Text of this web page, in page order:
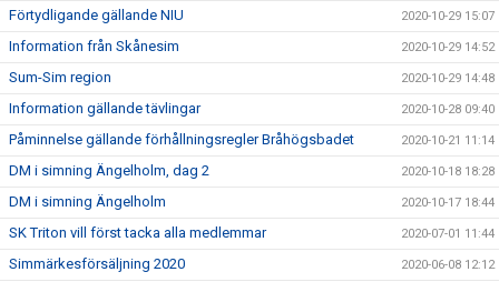
Förtydligande gällande NIU 2020-10-29 15:07
Information från Skånesim 2020-10-29 14:52
Sum-Sim region 2020-10-29 14:48
Information gällande tävlingar 2020-10-28 09:40
Påminnelse gällande förhållningsregler Bråhögsbadet 2020-10-21 11:14
DM i simning Ängelholm, dag 2 2020-10-18 18:28
DM i simning Ängelholm 2020-10-17 18:44
SK Triton vill först tacka alla medlemmar 2020-07-01 11:44
Simmärkesförsäljning 2020 2020-06-08 12:12